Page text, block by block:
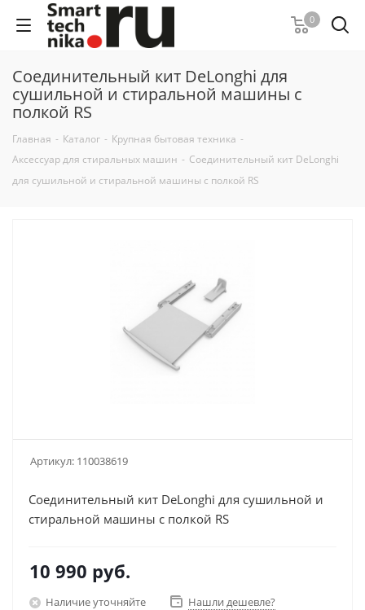
0
Соединительный кит DeLonghi для
сушильной и стиральной машины с
полкой RS
Главная - Каталог - Крупная бытовая техника -
Аксессуар для стиральных машин - Соединительный кит DeLonghi
для сушильной и стиральной машины с полкой RS
Артикул: 110038619
Соединительный кит DeLonghi для сушильной и
стиральной машины с полкой RS
10 990 руб.
Наличие уточняйте Нашли дешевле?